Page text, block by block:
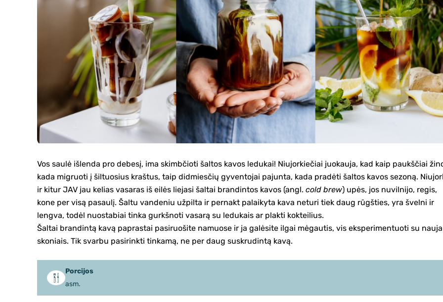
Vos saulė išlenda pro debesį, ima skimbčioti šaltos kavos ledukai! Niujorkiečiai juokauja, kad kaip paukščiai
kada migruoti į šiltuosius kraštus, taip didmiesčių gyventojai pajunta, kada pradėti šaltos kavos sezoną.
ir kitur JAV jau kelias vasaras iš eilės liejasi šaltai brandintos kavos (angl. cold brew) upės, jos nuvilnijo, regis,
kone per visą pasaulį. Šaltu vandeniu užpilta ir pernakt palaikyta kava neturi tiek daug rūgšties, yra švelni ir
lengva, todėl nuostabiai tinka gurkšnoti vasarą su ledukais ar plakti kokteilius.
Šaltai brandintą kavą paprastai pasiruošite namuose ir ja galėsite ilgai mėgautis, vis eksperimentuoti su
skoniais. Tik svarbu pasirinkti tinkamą, ne per daug suskrudintą kavą.
Porcijos
asm.